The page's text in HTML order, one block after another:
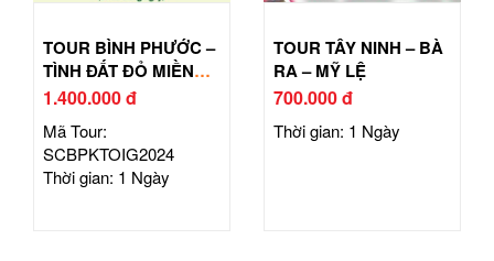
TOUR BÌNH PHƯỚC –
TÌNH ĐẤT ĐỎ MIỀN
ĐÔNG
1.400.000 đ
Mã Tour:
SCBPKTOIG2024
Thời gian: 1 Ngày
TOUR TÂY NINH – BÀ
RA – MỸ LỆ
700.000 đ
Thời gian: 1 Ngày